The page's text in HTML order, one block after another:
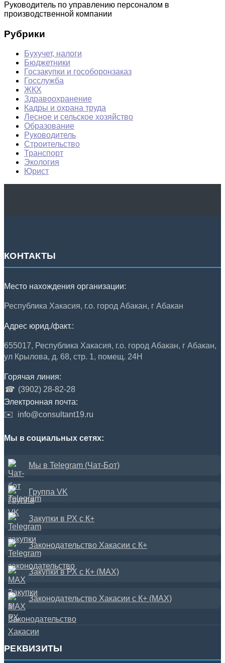
Руководитель по управлению персоналом в
производственной компании
Рубрики
Бухучет, налоги
Бюджетники
Госзакупки и гособоронзаказ
Госслужба
ЖКХ
Здравоохранение
Кадры и охрана труда
Лесное и сельское хозяйство
Образование
Руководитель
Строительство
Транспорт
Экология
Юрист
КОНТАКТЫ
Место нахождения организации:
Республика Хакасия, г.о. город Абакан, г Абакан
Адрес юрид./факт.:
655017, Республика Хакасия, г.о. город Абакан, г Абакан,
ул Крылова, д. 68, стр. 1, помещ. 24Н
Горячая линия:
☎ (3902) 28-82-28
Электронная почта:
✉️
info@consultant19.ru
Мы в социальных сетях:
Мы в Telegram (Чат-Бот)
Группа VK
Закупки в РХ с К+
Законодательство Хакасии с К+
Закупки в РХ с К+ (MAX)
Законодательство Хакасии с К+ (MAX)
РЕКВИЗИТЫ